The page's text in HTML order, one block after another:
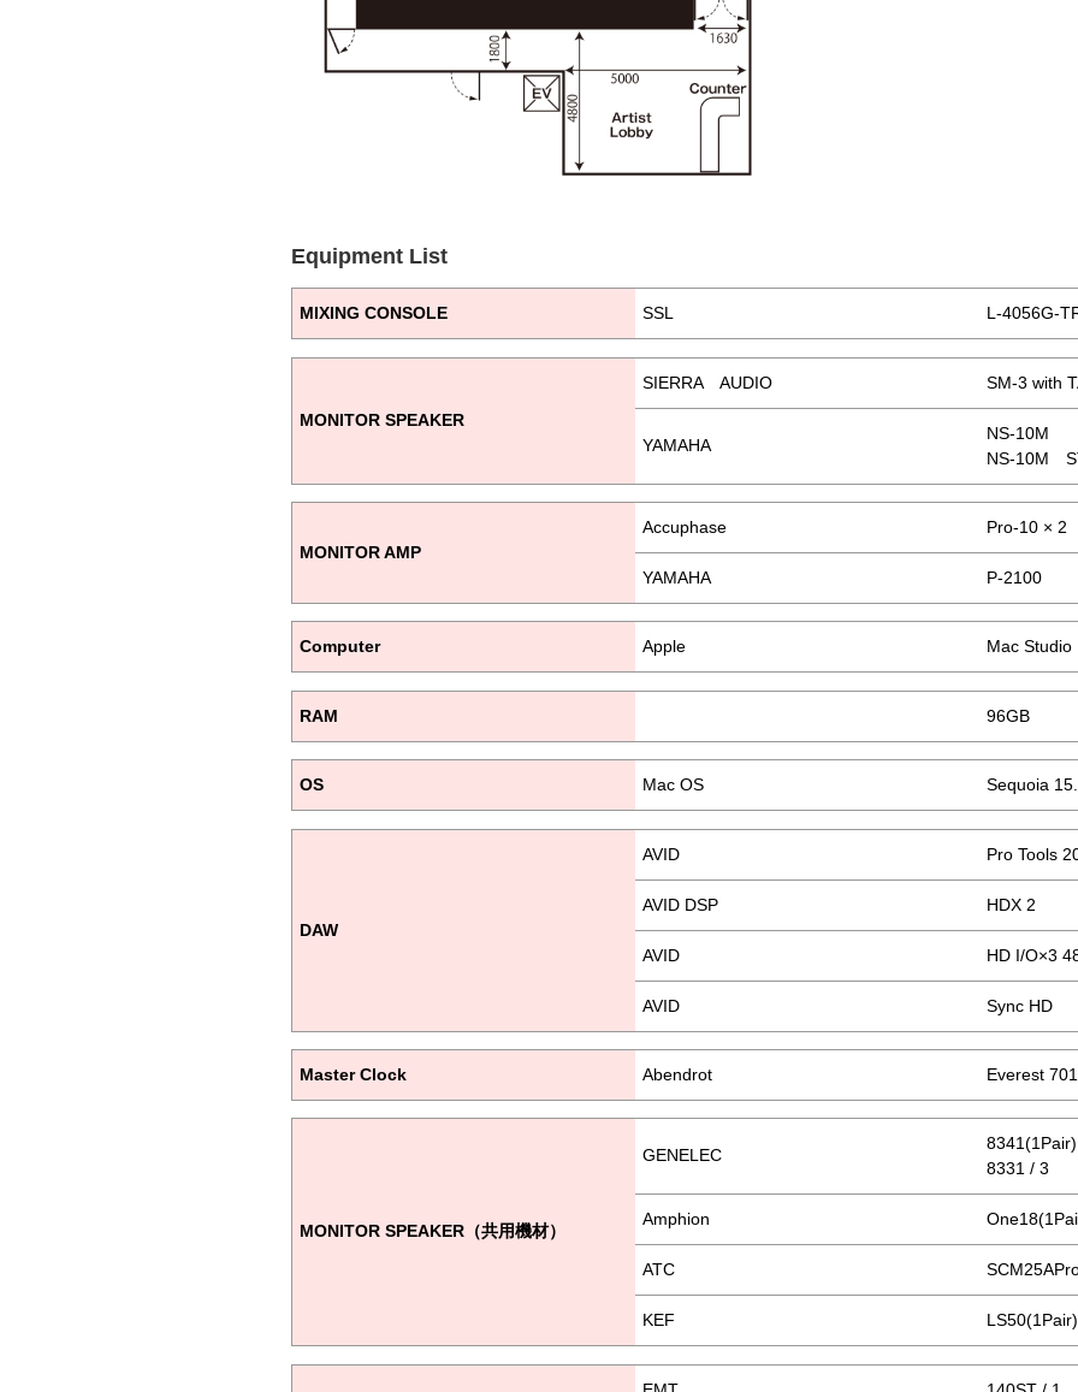
Equipment List
MIXING CONSOLE SSL
MONITOR SPEAKER
SIERRA AUDIO SM‐3 with
YAMAHA
NS‐10M
NS‐10M
MONITOR AMP
Accuphase Pro‐10 × 2
YAMAHA P‐2100
Computer Apple Mac Studio
RAM 96GB
OS Mac OS Sequoia
DAW
AVID Pro Tools
AVID DSP HDX 2
AVID HD I/O×3
AVID Sync HD
Master Clock Abendrot Everest
MONITOR SPEAKER（共用機材）
GENELEC
8331 / 3
Amphion
ATC
KEF